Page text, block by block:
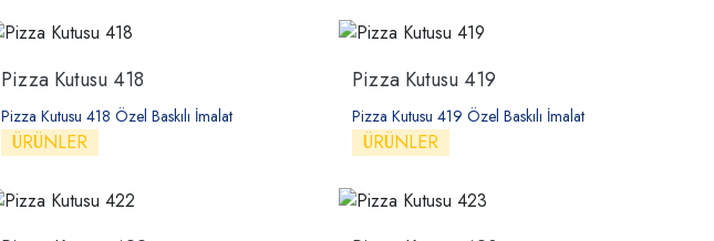
Pizza Kutusu 418
Pizza Kutusu 418 Özel Baskılı İmalat
ÜRÜNLER
Pizza Kutusu 419
Pizza Kutusu 419 Özel Baskılı İmalat
ÜRÜNLER